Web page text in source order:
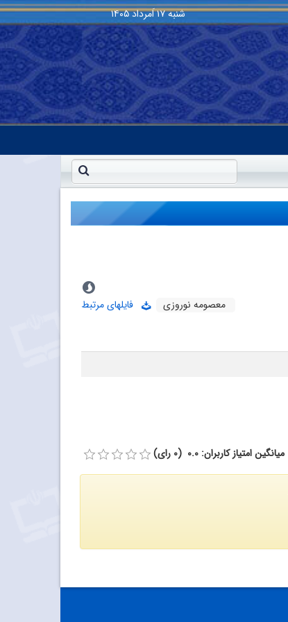
شنبه۱۷ اَمرداد ۱۴۰۵
معصومه نوروزی
فایلهای مرتبط
میانگین امتیاز کاربران: 0.0 (0 رای)